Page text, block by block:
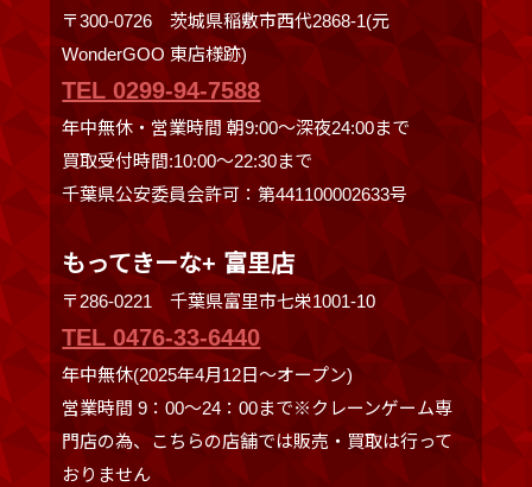
〒300-0726 茨城県稲敷市西代2868-1(元
WonderGOO 東店様跡)
TEL 0299-94-7588
年中無休・営業時間 朝9:00〜深夜24:00まで
買取受付時間:10:00〜22:30まで
千葉県公安委員会許可：第441100002633号
もってきーな+ 富里店
〒286-0221 千葉県富里市七栄1001-10
TEL 0476-33-6440
年中無休(2025年4月12日～オープン)
営業時間 9：00～24：00まで※クレーンゲーム専
門店の為、こちらの店舗では販売・買取は行って
おりません